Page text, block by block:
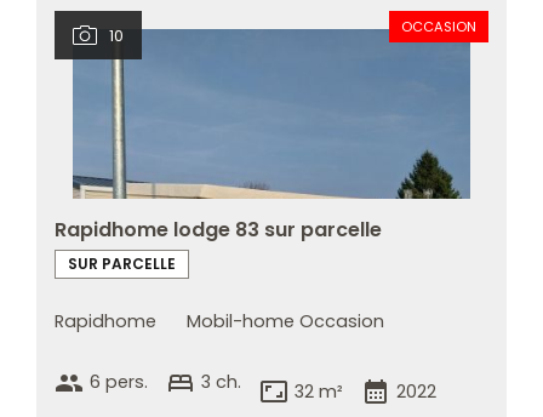
10 OCCASION
Rapidhome lodge 83 sur parcelle
SUR PARCELLE
Rapidhome Mobil-home Occasion
group 6 pers. bed 3 ch. aspect_ratio 32 m² calendar_month 2022